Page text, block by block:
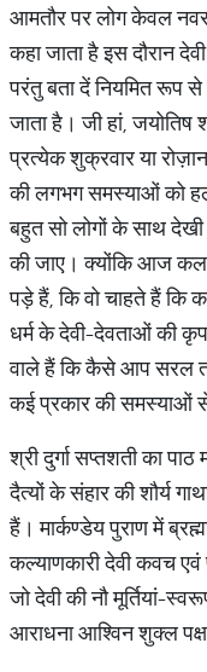
आमतौर पर लोग केवल
कहा जाता है इस दौरान
परंतु बता दें नियमित रूप
जाता है। जी हां,
प्रत्येक शुक्रवार या
की लगभग समस्याओं को
बहुत सो लोगों के साथ
की जाए। क्योंकि आज
पड़े हैं, कि वो चाहते हैं कि
धर्म के देवी-देवताओं की
वाले हैं कि कैसे आप सरल
कई प्रकार की समस्याओं
श्री दुर्गा सप्तशती का
दैत्यों के संहार की शौर्य
हैं। मार्कण्डेय पुराण में
कल्याणकारी देवी कवच एवं
जो देवी की नौ मूर्तियां-
आराधना आश्विन शुक्ल